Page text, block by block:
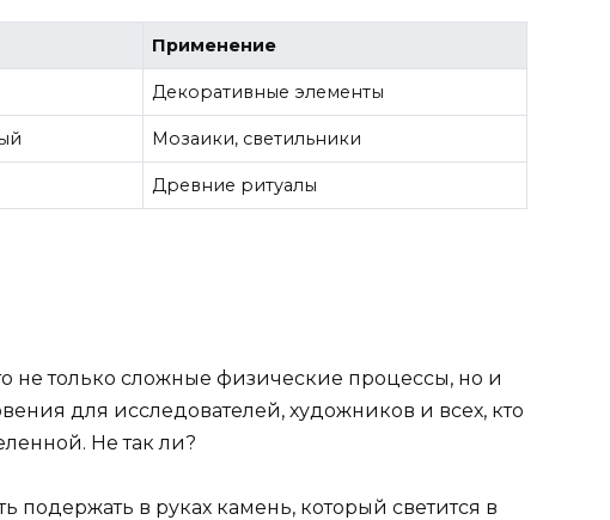
Применение
Декоративные элементы
Мозаики, светильники
Древние ритуалы
не только сложные физические процессы, но и
для исследователей, художников и всех, кто
Не так ли?
подержать в руках камень, который светится в